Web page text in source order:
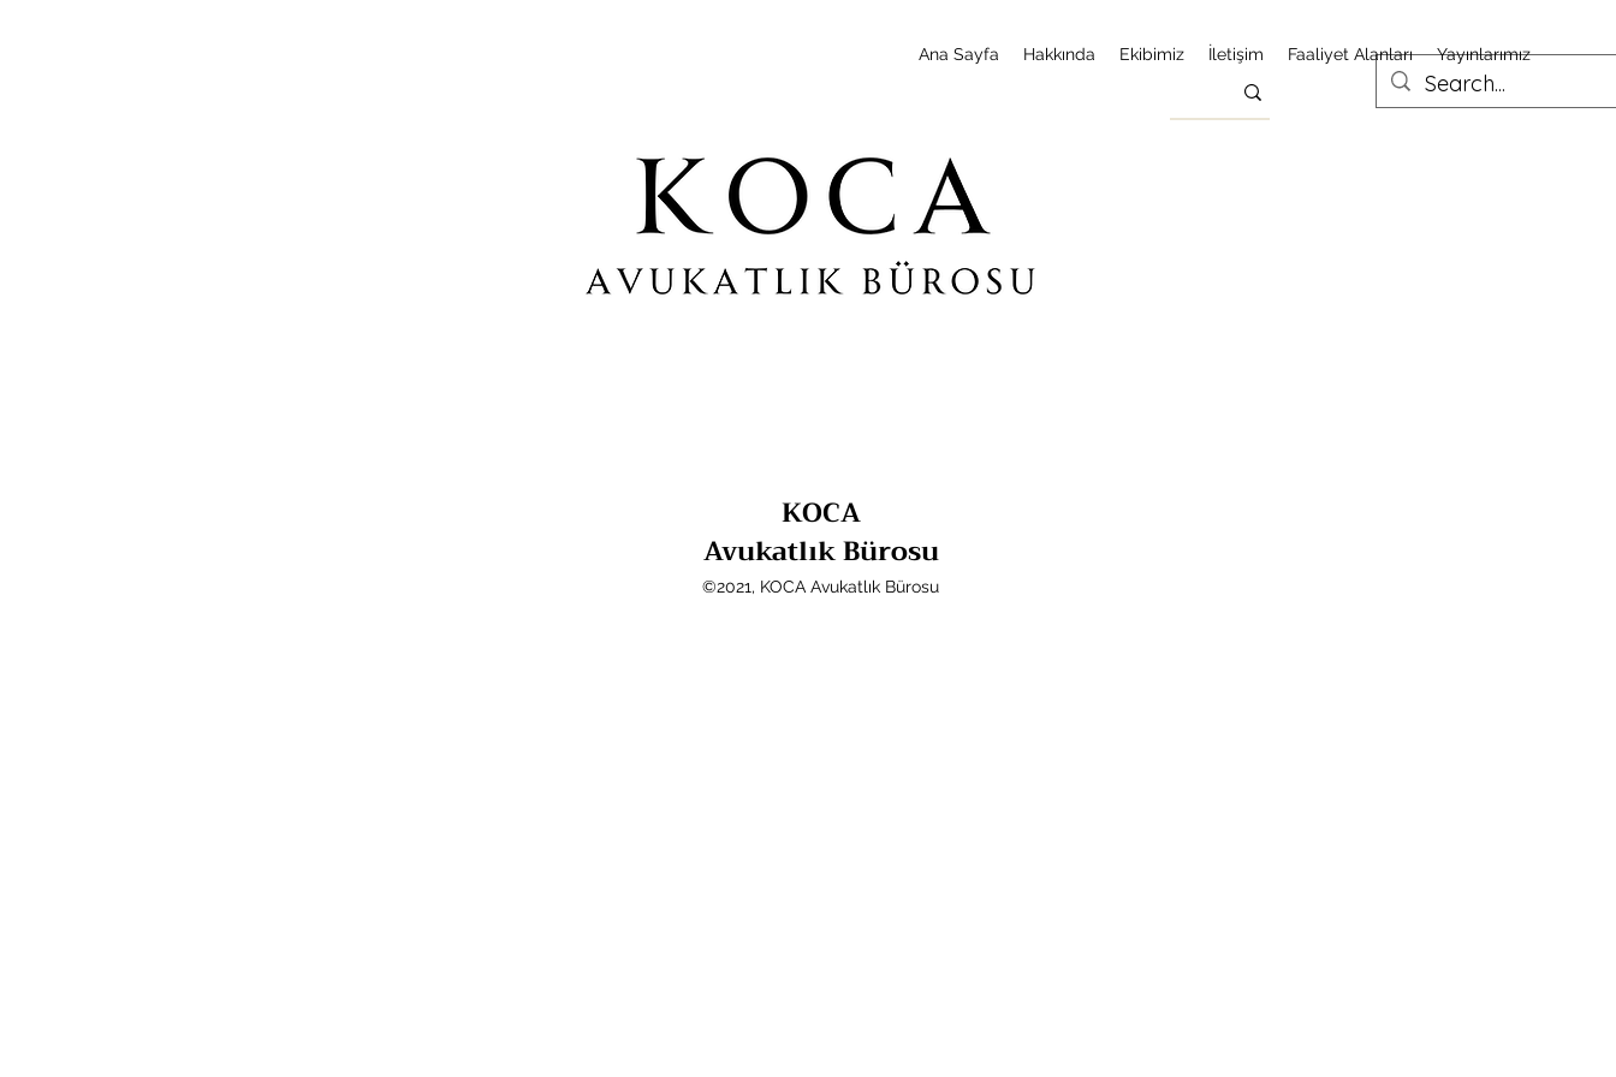
Ana Sayfa Hakkında Ekibimiz İletişim Faaliyet Alanları Yayınlarımız
KOCA
Avukatlık Bürosu
©2021, KOCA Avukatlık Bürosu